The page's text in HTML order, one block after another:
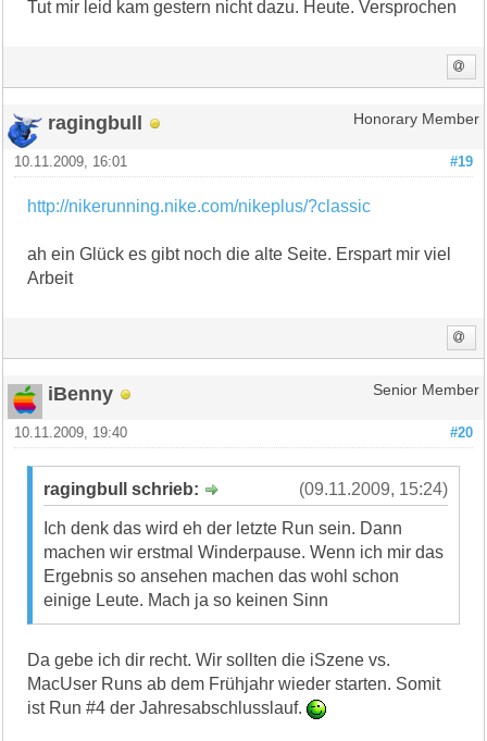
Tut mir leid kam gestern nicht dazu. Heute. Versprochen
ragingbull Honorary Member
#19
10.11.2009, 16:01
http://nikerunning.nike.com/nikeplus/?classic
ah ein Glück es gibt noch die alte Seite. Erspart mir viel
Arbeit
iBenny Senior Member
#20
10.11.2009, 19:40
(09.11.2009, 15:24)
ragingbull schrieb:
Ich denk das wird eh der letzte Run sein. Dann
machen wir erstmal Winderpause. Wenn ich mir das
Ergebnis so ansehen machen das wohl schon
einige Leute. Mach ja so keinen Sinn
Da gebe ich dir recht. Wir sollten die iSzene vs.
MacUser Runs ab dem Frühjahr wieder starten. Somit
ist Run #4 der Jahresabschlusslauf.